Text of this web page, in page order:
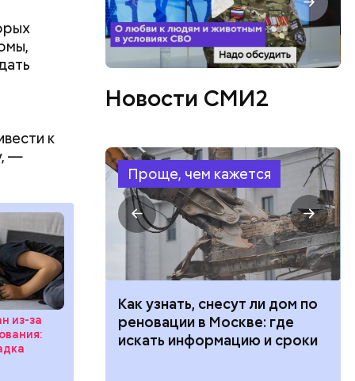
к
—
из-за
назвал
из
Новости СМИ2
Проще, чем кажется
тысяч
при
кто может
нужны
Как узнать, снесут ли дом по
реновации в Москве: где
искать информацию и сроки